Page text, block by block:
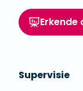
Erkende
Supervisie